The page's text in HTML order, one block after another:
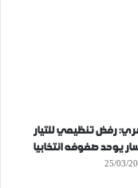
رفض تنظيمي للتيار
يوحد صفوفه انتخابيا
25/03/